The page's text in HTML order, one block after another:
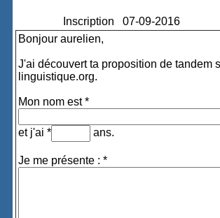
Inscription
07-09-2016
Bonjour aurelien,
J'ai découvert ta proposition de tandem
linguistique.org.
Mon nom est *
et j'ai * ans.
Je me présente : *